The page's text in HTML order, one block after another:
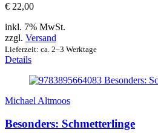
€ 22,00
inkl. 7% MwSt.
zzgl. Versand
Lieferzeit: ca. 2–3 Werktage
Details
Michael Altmoos
Besonders: Schmetterlinge